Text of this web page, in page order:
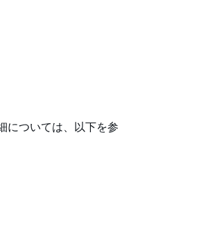
については、以下を参